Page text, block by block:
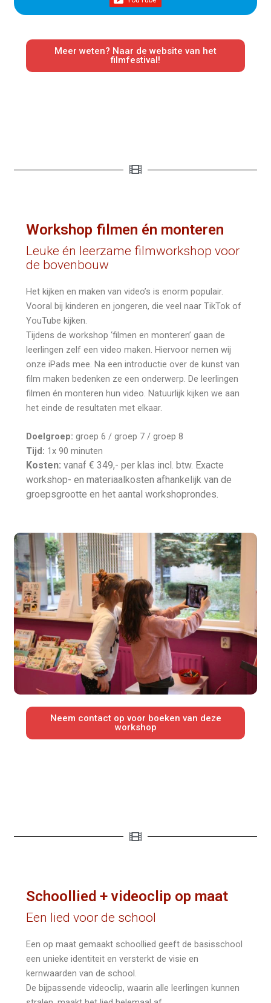
Meer weten? Naar de website van het
filmfestival!
Workshop filmen én monteren
Leuke én leerzame filmworkshop voor
de bovenbouw
Het kijken en maken van video’s is enorm populair.
Vooral bij kinderen en jongeren, die veel naar TikTok of
YouTube kijken.
Tijdens de workshop ‘filmen en monteren’ gaan de
leerlingen zelf een video maken. Hiervoor nemen wij
onze iPads mee. Na een introductie over de kunst van
film maken bedenken ze een onderwerp. De leerlingen
filmen én monteren hun video. Natuurlijk kijken we aan
het einde de resultaten met elkaar.
Doelgroep: groep 6 / groep 7 / groep 8
Tijd: 1x 90 minuten
Kosten: vanaf € 349,- per klas incl. btw. Exacte
workshop- en materiaalkosten afhankelijk van de
groepsgrootte en het aantal workshoprondes.
Neem contact op voor boeken van deze
workshop
Schoollied + videoclip op maat
Een lied voor de school
Een op maat gemaakt schoollied geeft de basisschool
een unieke identiteit en versterkt de visie en
kernwaarden van de school.
De bijpassende videoclip, waarin alle leerlingen kunnen